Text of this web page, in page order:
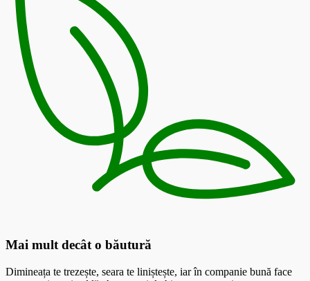
Mai mult decât o băutură
Dimineața te trezește, seara te liniștește, iar în companie bună face